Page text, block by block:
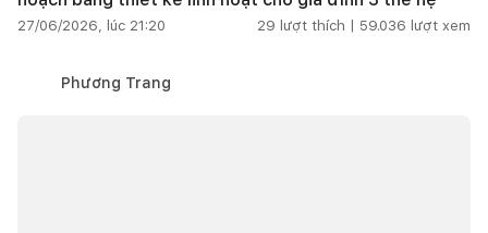
27/06/2026, lúc 21:20 29 lượt thích | 59.036 lượt xem
Phương Trang